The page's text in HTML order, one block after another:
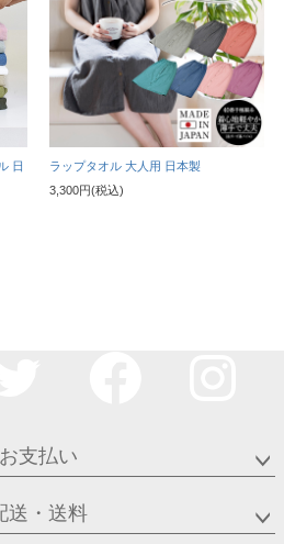
日
ラップタオル 大人用 日本製
3,300円(税込)
お支払い
送・送料